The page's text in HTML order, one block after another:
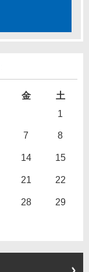
金
土
1
7 8
14 15
21 22
28 29